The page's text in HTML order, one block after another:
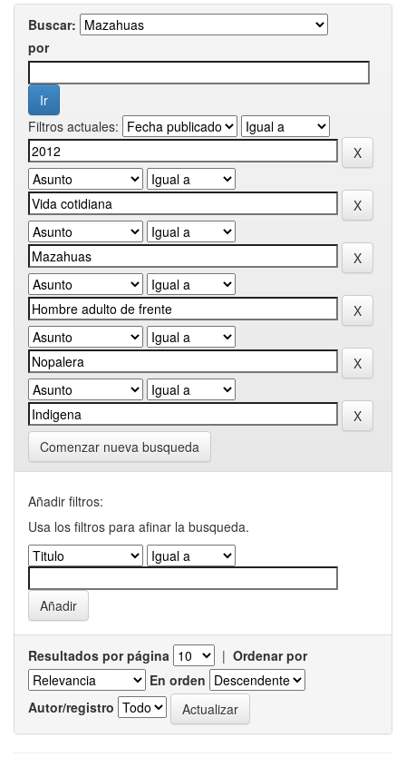
Buscar:
por
Filtros actuales:
Comenzar nueva busqueda
Añadir filtros:
Usa los filtros para afinar la busqueda.
Resultados por página | Ordenar por
En orden
Autor/registro